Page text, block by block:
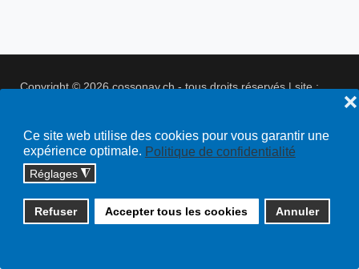
Ce site web utilise des cookies pour vous garantir une
expérience optimale. Politique de confidentialité
Réglages ◮
Refuser Accepter tous les cookies Annuler
❌
Copyright © 2026 cossonay.ch - tous droits réservés | site :
Plan du site